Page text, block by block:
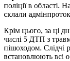
поліції в області.
склали
Крім цього, за ці
числі 5 ДТП з
пішоходом. Слідчі
встановлюють всі